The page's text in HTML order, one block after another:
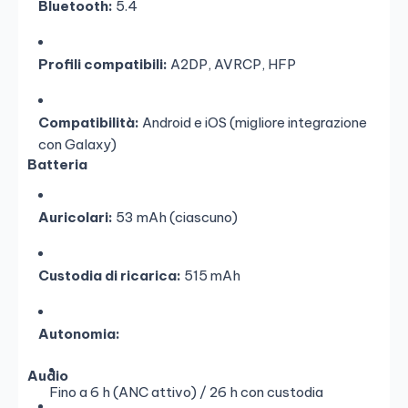
Bluetooth: 5.4
Profili compatibili: A2DP, AVRCP, HFP
Compatibilità: Android e iOS (migliore integrazione
con Galaxy)
Batteria
Auricolari: 53 mAh (ciascuno)
Custodia di ricarica: 515 mAh
Autonomia:
Fino a 6 h (ANC attivo) / 26 h con custodia
Audio